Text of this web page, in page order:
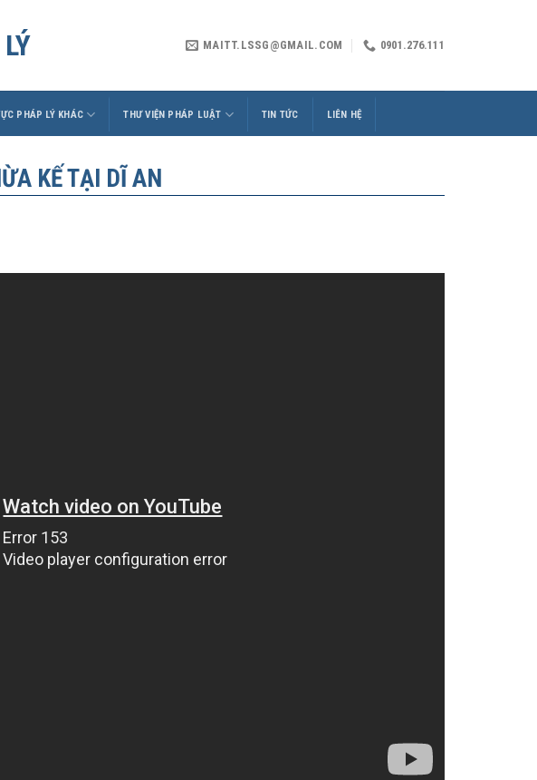
MAITT.LSSG@GMAIL.COM 0901.276.111
PHÁP LÝ KHÁC THƯ VIỆN PHÁP LUẬT TIN TỨC LIÊN HỆ
KẾ TẠI DĨ AN